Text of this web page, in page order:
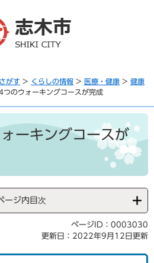
がす > くらしの情報 > 医療・健康 > 健康
つのウォーキングコースが完成
ーキングコースが
ージ内目次
ページID：0003030
更新日：2022年9月12日更新